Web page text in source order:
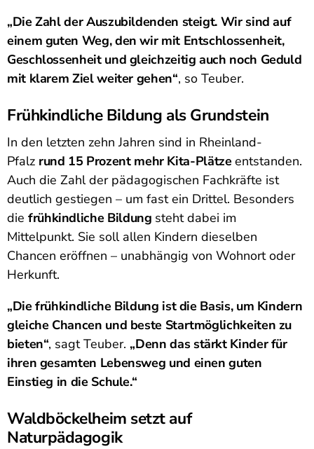
„Die Zahl der Auszubildenden steigt. Wir sind auf
einem guten Weg, den wir mit Entschlossenheit,
Geschlossenheit und gleichzeitig auch noch Geduld
mit klarem Ziel weiter gehen“, so Teuber.
Frühkindliche Bildung als Grundstein
In den letzten zehn Jahren sind in Rheinland-
Pfalz rund 15 Prozent mehr Kita-Plätzeentstanden.
Auch die Zahl der pädagogischen Fachkräfte ist
deutlich gestiegen – um fast ein Drittel. Besonders
die frühkindliche Bildung steht dabei im
Mittelpunkt. Sie soll allen Kindern dieselben
Chancen eröffnen – unabhängig von Wohnort oder
Herkunft.
„Die frühkindliche Bildung ist die Basis, um Kindern
gleiche Chancen und beste Startmöglichkeiten zu
bieten“, sagt Teuber. „Denn das stärkt Kinder für
ihren gesamten Lebensweg und einen guten
Einstieg in die Schule.“
Waldböckelheim setzt auf
Naturpädagogik